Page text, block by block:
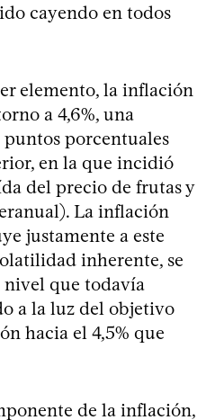
cayendo en todos
elemento, la inflación
a 4,6%, una
porcentuales
en la que incidió
del precio de frutas y
La inflación
justamente a este
inherente, se
nivel que todavía
a la luz del objetivo
hacia el 4,5% que
de la inflación,